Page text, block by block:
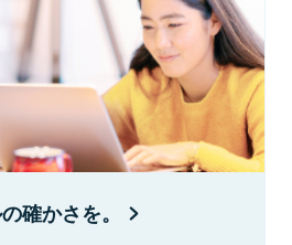
確かさを。